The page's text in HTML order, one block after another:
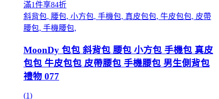
滿1件享84折
斜背包, 腰包, 小方包, 手機包, 真皮包包, 牛皮包包, 皮帶
腰包, 手機腰包,
MoonDy 包包 斜背包 腰包 小方包 手機包 真皮
包包 牛皮包包 皮帶腰包 手機腰包 男生側背包
禮物 077
(1)